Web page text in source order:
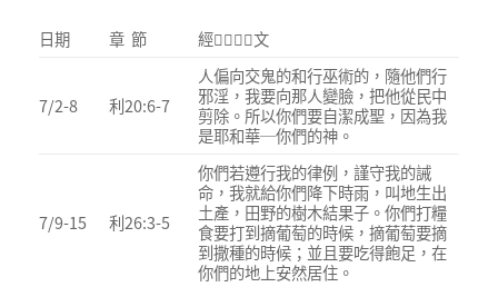
日期 章 節 經文
7/2-8 利20:6-7
人偏向交鬼的和行巫術的，隨他們行
邪淫，我要向那人變臉，把他從民中
剪除。所以你們要自潔成聖，因為我
是耶和華─你們的神。
7/9-15 利26:3-5
你們若遵行我的律例，謹守我的誡
命，我就給你們降下時雨，叫地生出
土產，田野的樹木結果子。你們打糧
食要打到摘葡萄的時候，摘葡萄要摘
到撒種的時候；並且要吃得飽足，在
你們的地上安然居住。